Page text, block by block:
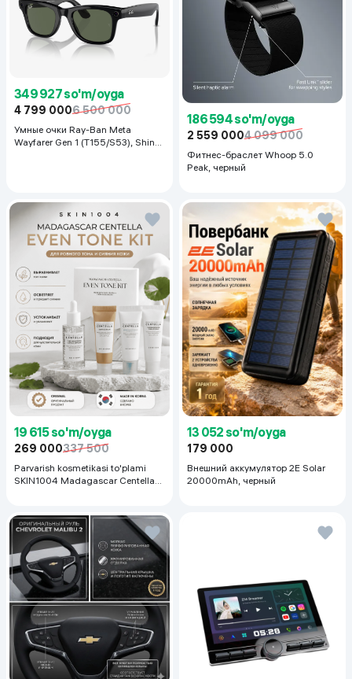
349 927 so'm/oyga
4 799 0006 500 000
Умные очки Ray-Ban Meta
Wayfarer Gen 1 (T155/S53), Shiny
186 594 so'm/oyga
2 559 0004 099 000
Фитнес-браслет Whoop 5.0
Peak, черный
19 615 so'm/oyga
269 000337 500
Parvarish kosmetikasi to'plami
SKIN1004 Madagascar Centella
13 052 so'm/oyga
179 000
Внешний аккумулятор 2E Solar
20000mAh, черный